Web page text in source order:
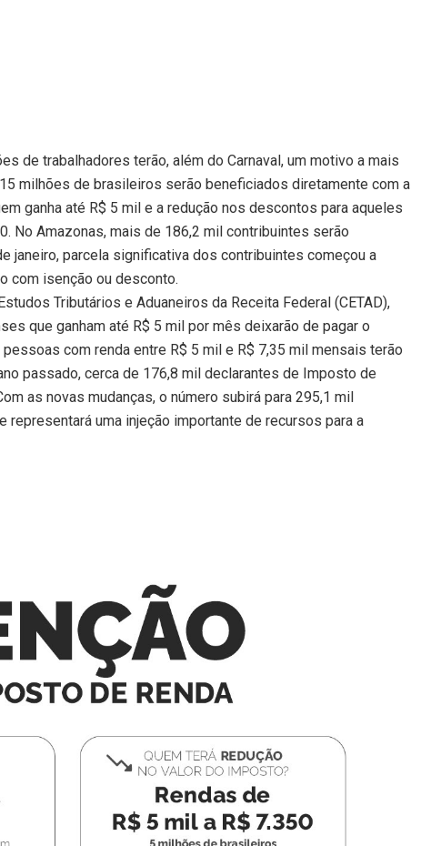
de trabalhadores terão, além do Carnaval, um motivo a mais
milhões de brasileiros serão beneficiados diretamente com a
ganha até R$ 5 mil e a redução nos descontos para aqueles
No Amazonas, mais de 186,2 mil contribuintes serão
janeiro, parcela significativa dos contribuintes começou a
com isenção ou desconto.
Tributários e Aduaneiros da Receita Federal (CETAD),
que ganham até R$ 5 mil por mês deixarão de pagar o
com renda entre R$ 5 mil e R$ 7,35 mil mensais terão
passado, cerca de 176,8 mil declarantes de Imposto de
as novas mudanças, o número subirá para 295,1 mil
uma injeção importante de recursos para a